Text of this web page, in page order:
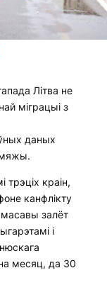
Літва не
міграцыі з
даных
краін,
канфлікту
залёт
і
месяц, да 30